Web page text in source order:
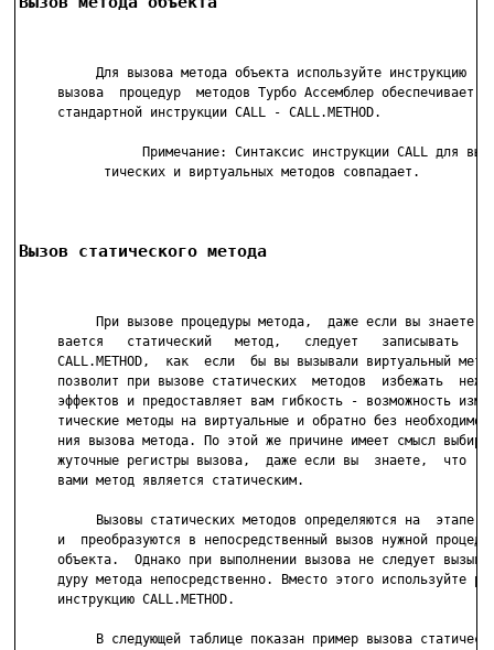
Для вызова метода объекта используйте инструкцию
вызова  процедур  методов Турбо Ассемблер обеспечивает
     стандартной инструкции CALL - CALL.METHOD.
Примечание: Синтаксис инструкции CALL для
           тических и виртуальных методов совпадает.
Вызов статического метода
При вызове процедуры метода,  даже если вы знаете,
вается   статический   метод,   следует   записывать
CALL.METHOD,  как  если  бы вы вызывали виртуальный
позволит при вызове статических  методов  избежать
эффектов и предоставляет вам гибкость - возможность
тические методы на виртуальные и обратно без
ния вызова метода. По этой же причине имеет смысл
жуточные регистры вызова,  даже если вы  знаете,  что
     вами метод является статическим.
Вызовы статических методов определяются на  этапе
и  преобразуются в непосредственный вызов нужной
объекта.  Однако при выполнении вызова не следует
дуру метода непосредственно. Вместо этого используйте
     инструкцию CALL.METHOD.
В следующей таблице показан пример вызова